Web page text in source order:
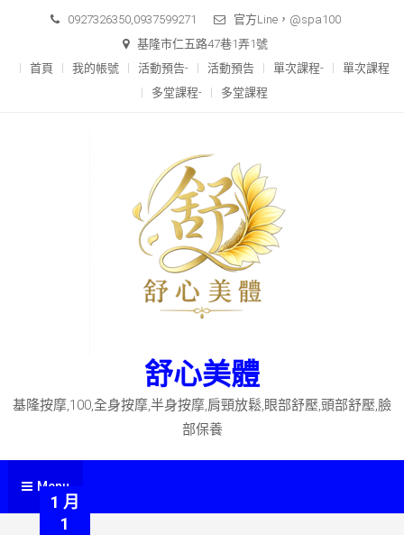
content
0927326350,0937599271
官方Line，@spa100
基隆市仁五路47巷1弄1號
首頁
我的帳號 活動預告- 活動預告 單次課程-
單次課程
多堂課程-
多堂課程
舒心美體
基隆按摩,100,全身按摩,半身按摩,肩頸放鬆,眼部舒壓,頭部舒壓,臉
部保養
Menu
1 月
1